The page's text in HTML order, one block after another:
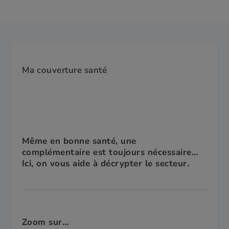
Ma couverture santé
Même en bonne santé, une
complémentaire est toujours nécessaire…
Ici, on vous aide à décrypter le secteur.
Zoom sur…